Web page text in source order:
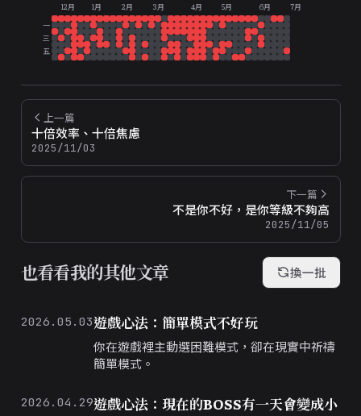
12月 1月 2月 3月 4月 5月 6月
7月
一
三
五
上一篇
十倍效率、十倍焦慮
2025/11/03
下一篇
不是你不好，是你等級不夠高
2025/11/05
也看看我的其他文章 換一批
2026.05.03遊戲心法：簡單模式不好玩
你在遊戲裡主動選困難模式，卻在現實中祈禱
簡單模式。
2026.04.29遊戲心法：現在的BOSS有一天會變成小